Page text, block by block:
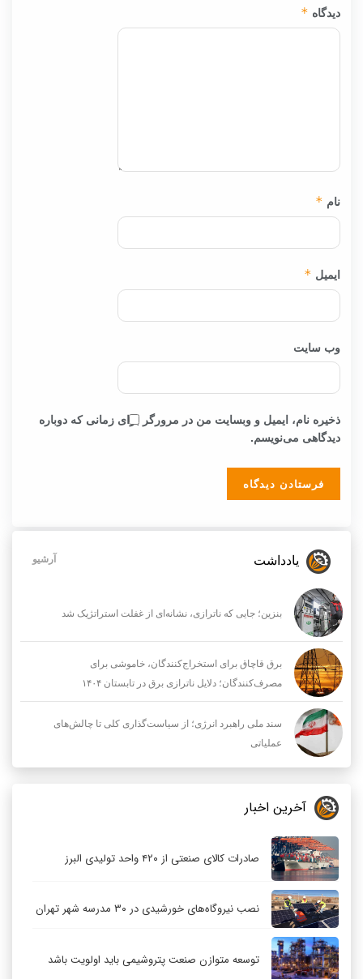
دیدگاه *
نام *
ایمیل *
وب‌ سایت
ذخیره نام، ایمیل و وبسایت من در مرورگر برای زمانی که دوباره
دیدگاهی می‌نویسم.
یادداشت آرشیو
بنزین؛ جایی که ناترازی، نشانه‌ای از غفلت استراتژیک شد
برق قاچاق برای استخراج‌کنندگان، خاموشی برای
مصرف‌کنندگان؛ دلایل ناترازی برق در تابستان ۱۴۰۴
سند ملی راهبرد انرژی؛ از سیاست‌گذاری کلی تا چالش‌های
عملیاتی
آخرین اخبار
صادرات کالای صنعتی از ۴۲۰ واحد تولیدی البرز
نصب نیروگاه‌های خورشیدی در ۳۰ مدرسه شهر تهران
توسعه متوازن صنعت پتروشیمی باید اولویت باشد